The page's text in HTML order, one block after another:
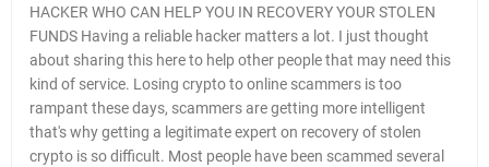
HACKER WHO CAN HELP YOU IN RECOVERY YOUR STOLEN
FUNDS Having a reliable hacker matters a lot. I just thought
about sharing this here to help other people that may need this
kind of service. Losing crypto to online scammers is too
rampant these days, scammers are getting more intelligent
that's why getting a legitimate expert on recovery of stolen
crypto is so difficult. Most people have been scammed several